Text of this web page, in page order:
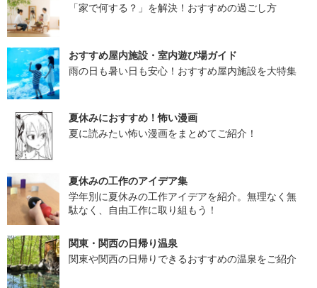
「家で何する？」を解決！おすすめの過ごし方
おすすめ屋内施設・室内遊び場ガイド
雨の日も暑い日も安心！おすすめ屋内施設を大特集
夏休みにおすすめ！怖い漫画
夏に読みたい怖い漫画をまとめてご紹介！
夏休みの工作のアイデア集
学年別に夏休みの工作アイデアを紹介。無理なく無
駄なく、自由工作に取り組もう！
関東・関西の日帰り温泉
関東や関西の日帰りできるおすすめの温泉をご紹介